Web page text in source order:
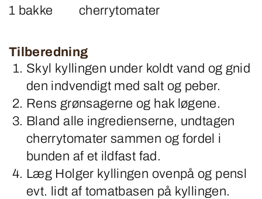
1 bakke cherrytomater
Tilberedning
Skyl kyllingen under koldt vand og gnid
den indvendigt med salt og peber.
Rens grønsagerne og hak løgene.
Bland alle ingredienserne, undtagen
cherrytomater sammen og fordel i
bunden af et ildfast fad.
Læg Holger kyllingen ovenpå og pensl
evt. lidt af tomatbasen på kyllingen.